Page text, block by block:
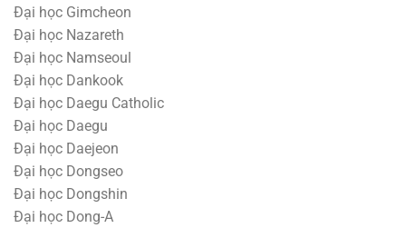
Đại học Gimcheon
Đại học Nazareth
Đại học Namseoul
Đại học Dankook
Đại học Daegu Catholic
Đại học Daegu
Đại học Daejeon
Đại học Dongseo
Đại học Dongshin
Đại học Dong-A